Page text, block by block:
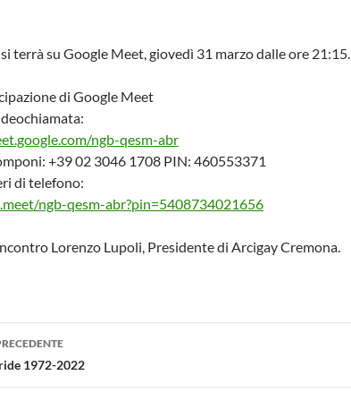
terrà su Google Meet, giovedì 31 marzo dalle ore 21:15.
di Google Meet
ngb-qesm-abr
+39 02 3046 1708 PIN: 460553371
di telefono:
ngb-qesm-abr?pin=5408734021656
Lorenzo Lupoli, Presidente di Arcigay Cremona.
1972-2022